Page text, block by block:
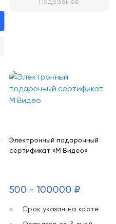
Электронный подарочный
сертификат «М Видео»
500 - 100000 ₽
Срок указан на карте